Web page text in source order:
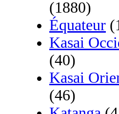
(1880)
Équateur
Kasai
(40)
Kasai
(46)